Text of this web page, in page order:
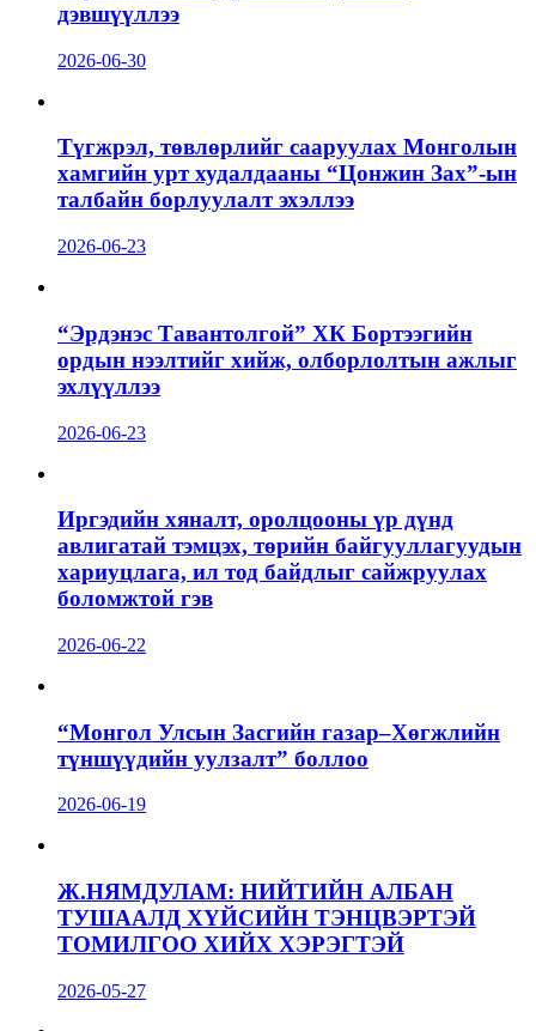
дэвшүүллээ
2026-06-30
Түгжрэл, төвлөрлийг сааруулах Монголын
хамгийн урт худалдааны “Цонжин Зах”-ын
талбайн борлуулалт эхэллээ
2026-06-23
“Эрдэнэс Тавантолгой” ХК Бортээгийн
ордын нээлтийг хийж, олборлолтын ажлыг
эхлүүллээ
2026-06-23
Иргэдийн хяналт, оролцооны үр дүнд
авлигатай тэмцэх, төрийн байгууллагуудын
хариуцлага, ил тод байдлыг сайжруулах
боломжтой гэв
2026-06-22
“Монгол Улсын Засгийн газар–Хөгжлийн
түншүүдийн уулзалт” боллоо
2026-06-19
Ж.НЯМДУЛАМ: НИЙТИЙН АЛБАН
ТУШААЛД ХҮЙСИЙН ТЭНЦВЭРТЭЙ
ТОМИЛГОО ХИЙХ ХЭРЭГТЭЙ
2026-05-27